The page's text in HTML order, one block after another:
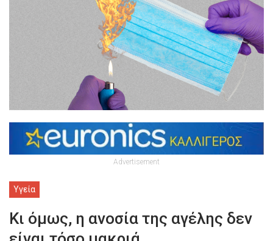
Advertisement
Υγεία
Κι όμως, η ανοσία της αγέλης δεν